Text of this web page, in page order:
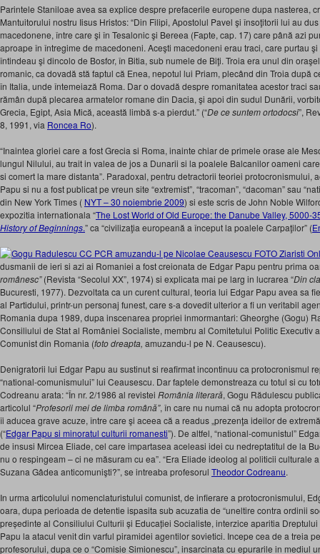
Parintele Staniloae avea sa explice despre prefacerile europene dupa nasterea,
Mantuitorului nostru Iisus Hristos: “Din Filipi, Apostolul Pavel şi însoţitorii lui au
macedonene, între care şi în Tesalonic şi Bereea (Fapte, cap. 17) care până azi
aproape în întregime de macedoneni. Aceşti macedoneni erau traci, care purtau
întindeau şi dincolo de Bosfor, în Bitia, sub numele de Biţi. Troia era unul din
romanic, ca dovadă stă faptul că Enea, nepotul lui Priam, plecând din Troia după
în Italia, unde întemeiază Roma. Dar o dovadă despre romanitatea acestor traci
rămân după plecarea armatelor romane din Dacia, şi apoi din sudul Dunării,
Grecia, Egipt, Asia Mică, această limbă s-a pierdut.” (“De ce suntem ortodocsi”,
8, 1991, via Roncea Ro).
“Inaintea gloriei care a fost Grecia si Roma, inainte chiar de primele orase ale
lungul Nilului, au trait in valea de jos a Dunarii si la poalele Balcanilor oameni
si comert la mare distanta”. Paradoxal, pentru detractorii teoriei protocronismului,
Papu si nu a fost publicat pe vreun site “extremist”, “tracoman”, “dacoman” sau
din New York Times ( NYT – 30 noiembrie 2009) si este scris de John Noble
expozitia internationala “The Lost World of Old Europe: the Danube Valley, 5000-
History of Beginnings.” ca “civilizaţia europeană a început la poalele Carpaţilor” (
dusmanii de ieri si azi ai Romaniei a fost creionata de Edgar Papu pentru prima
românesc”(Revista “Secolul XX”, 1974) si explicata mai pe larg in lucrarea “Din
Bucuresti, 1977). Dezvoltata ca un curent cultural, teoria lui Edgar Papu avea sa
al Partidului, printr-un personaj funest, care s-a dovedit ulterior a fi un veritabil
Romania dupa 1989, dupa inscenarea propriei inmormantari: Gheorghe (Gogu)
Consiliului de Stat al României Socialiste, membru al Comitetului Politic Executiv
Comunist din Romania (foto dreapta, amuzandu-l pe N. Ceausescu).
Denigratorii lui Edgar Papu au sustinut si reafirmat incontinuu ca protocronismul
“national-comunismului” lui Ceausescu. Dar faptele demonstreaza cu totul si cu
Codreanu arata: “În nr. 2/1986 al revistei România literară, Gogu Rădulescu
articolul “Profesorii mei de limba română”, în care nu numai că nu adopta
îi aducea grave acuze, între care şi aceea că a readus „prezenţa ideilor de
(“Edgar Papu si minoratul culturii romanesti”). De altfel, “national-comunistul”
de insusi Mircea Eliade, cel care impartasea aceleasi idei cu nedreptatitul de la
nu o respingeam – ci ne măsuram cu ea”. “Era Eliade ideolog al politicii culturale
Suzana Gâdea anticomunişti?”, se intreaba profesorul Theodor Codreanu.
In urma articolului nomenclaturistului comunist, de infierare a protocronismului,
oara, dupa perioada de detentie ispasita sub acuzatia de “uneltire contra ordinii
președinte al Consiliului Culturii și Educației Socialiste, interzice aparitia
Papu la atacul venit din varful piramidei agentilor sovietici. Incepe cea de a treia
profesorului, dupa ce o “Comisie Simionescu”, insarcinata cu epurarile in mediul